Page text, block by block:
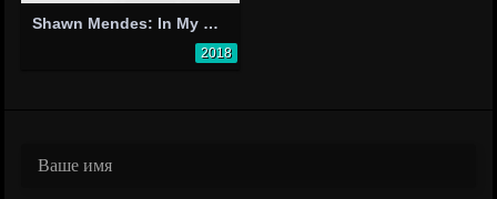
Shawn Mendes: In My Blood
2018